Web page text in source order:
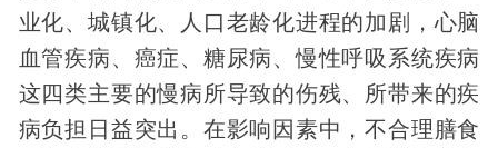
业化、城镇化、人口老龄化进程的加剧，心脑
血管疾病、癌症、糖尿病、慢性呼吸系统疾病
这四类主要的慢病所导致的伤残、所带来的疾
病负担日益突出。在影响因素中，不合理膳食